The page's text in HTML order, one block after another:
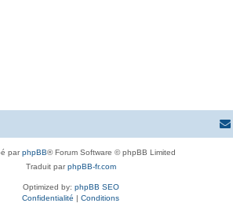
parphpBB® Forum Software © phpBB Limited
Traduit parphpBB-fr.com
Optimized by: phpBB SEO
Confidentialité | Conditions